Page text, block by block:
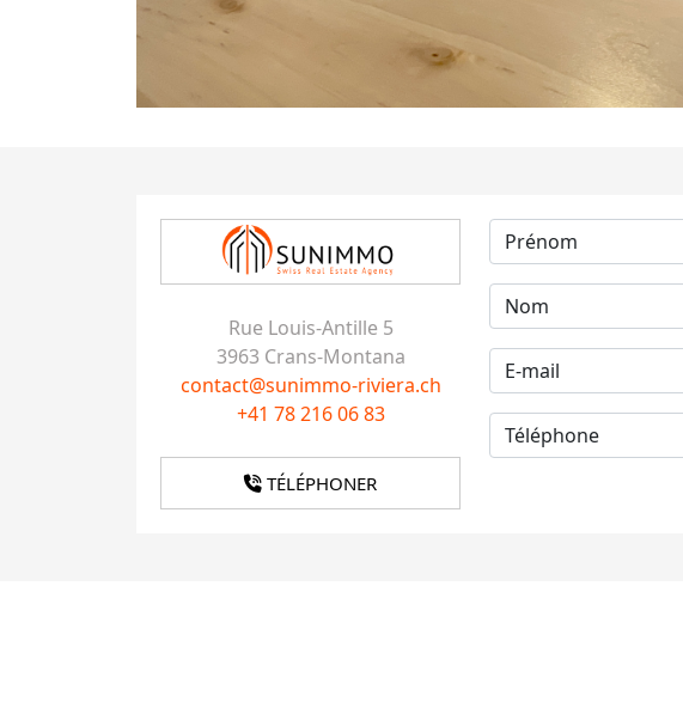
Rue Louis-Antille 5
3963 Crans-Montana
contact@sunimmo-riviera.ch
+41 78 216 06 83
TÉLÉPHONER